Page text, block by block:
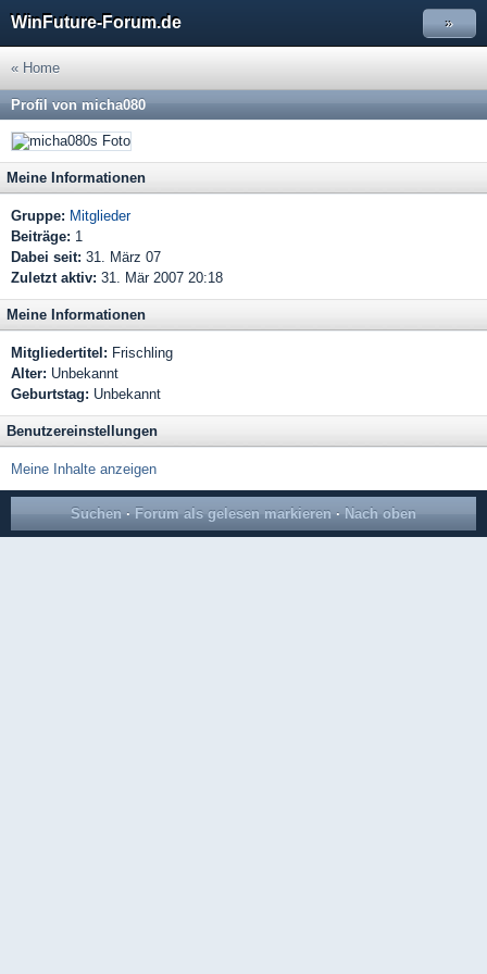
WinFuture-Forum.de »
« Home
Profil von micha080
Meine Informationen
Gruppe: Mitglieder
Beiträge: 1
Dabei seit: 31. März 07
Zuletzt aktiv: 31. Mär 2007 20:18
Meine Informationen
Mitgliedertitel: Frischling
Alter: Unbekannt
Geburtstag: Unbekannt
Benutzereinstellungen
Meine Inhalte anzeigen
Suchen · Forum als gelesen markieren · Nach oben